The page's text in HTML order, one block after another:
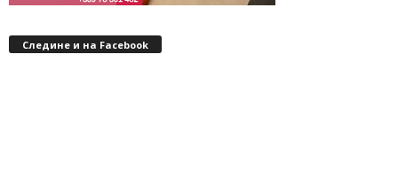
Следине и на Facebook